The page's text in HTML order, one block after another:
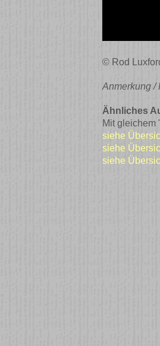
© Rod
Anmerkung /
Ähnliches
Mit gleichem
siehe
siehe
siehe